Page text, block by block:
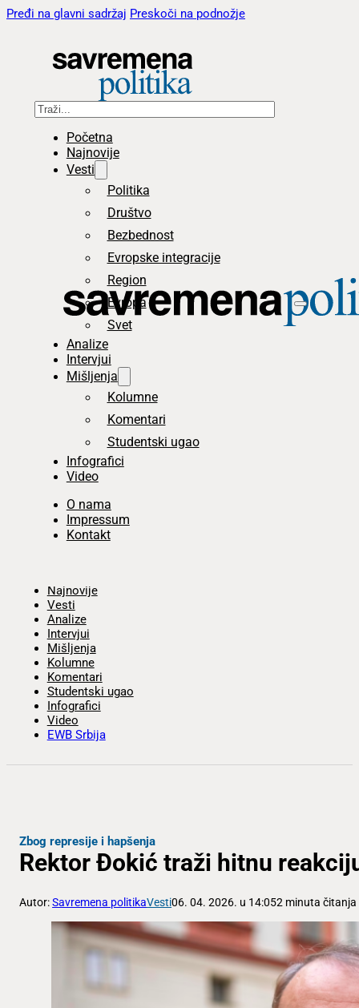
Pređi na glavni sadržaj Preskoči na podnožje
Pretraga
Početna
Najnovije
Vesti
Politika
Društvo
Bezbednost
Evropske integracije
Region
Evropa
Svet
Analize
Intervjui
Mišljenja
Kolumne
Komentari
Studentski ugao
Infografici
Video
O nama
Impressum
Kontakt
Najnovije
Vesti
Analize
Intervjui
Mišljenja
Kolumne
Komentari
Studentski ugao
Infografici
Video
EWB Srbija
Zbog represije i hapšenja
Rektor Đokić traži hitnu
Autor:Savremena politikaVesti06. 04. 2026. u 14:052 minuta čitanja